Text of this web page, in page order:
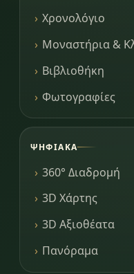
Χρονολόγιο
Μοναστήρια &
Βιβλιοθήκη
Φωτογραφίες
ΨΗΦΙΑΚΆ
360° Διαδρομή
3D Χάρτης
3D Αξιοθέατα
Πανόραμα